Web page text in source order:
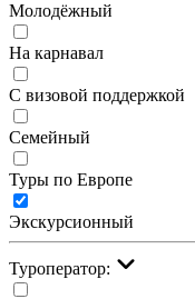
Молодёжный
На карнавал
С визовой поддержкой
Семейный
Туры по Европе
Экскурсионный
Туроператор: